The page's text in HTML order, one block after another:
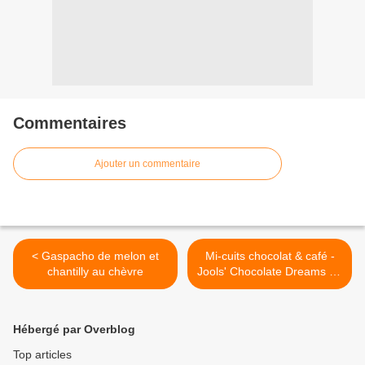
Commentaires
Ajouter un commentaire
< Gaspacho de melon et
chantilly au chèvre
Mi-cuits chocolat & café -
Jools' Chocolate Dreams de
Jamie Oliver >
Hébergé par Overblog
Top articles